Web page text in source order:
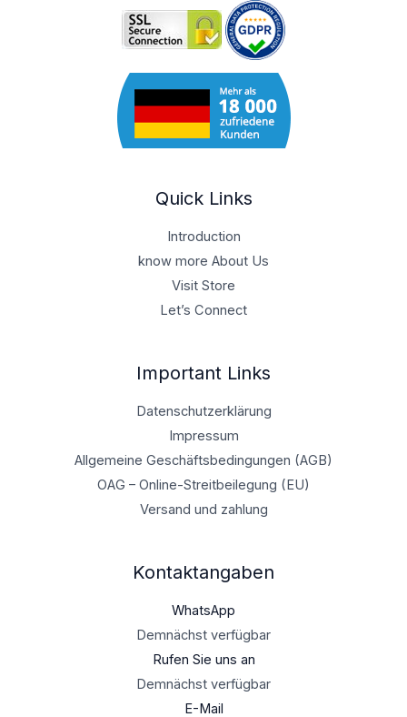
Quick Links
Introduction
know more About Us
Visit Store
Let’s Connect
Important Links
Datenschutzerklärung
Impressum
Allgemeine Geschäftsbedingungen (AGB)
OAG – Online-Streitbeilegung (EU)
Versand und zahlung
Kontaktangaben
WhatsApp
Demnächst verfügbar
Rufen Sie uns an
Demnächst verfügbar
E-Mail